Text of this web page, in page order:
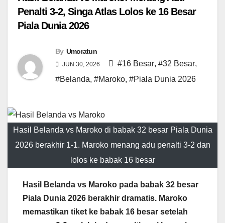
Penalti 3-2, Singa Atlas Lolos ke 16 Besar
Piala Dunia 2026
By Umoratun
JUN 30, 2026 #16 Besar, #32 Besar,
#Belanda, #Maroko, #Piala Dunia 2026
Hasil Belanda vs Maroko di babak 32 besar Piala Dunia
2026 berakhir 1-1. Maroko menang adu penalti 3-2 dan
lolos ke babak 16 besar
Hasil Belanda vs Maroko pada babak 32 besar
Piala Dunia 2026 berakhir dramatis. Maroko
memastikan tiket ke babak 16 besar setelah